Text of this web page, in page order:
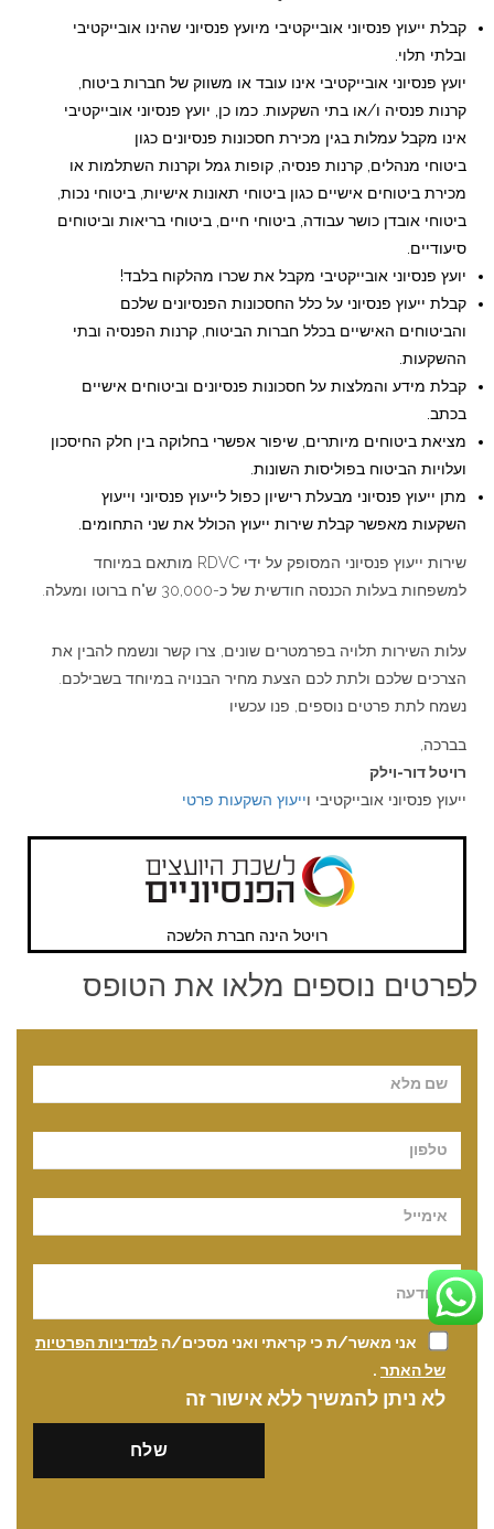
קבלת ייעוץ פנסיוני אובייקטיבי מיועץ פנסיוני שהינו אובייקטיבי
ובלתי תלוי.
יועץ פנסיוני אובייקטיבי אינו עובד או משווק של חברות ביטוח,
קרנות פנסיה ו/או בתי השקעות. כמו כן, יועץ פנסיוני אובייקטיבי
אינו מקבל עמלות בגין מכירת חסכונות פנסיונים כגון
ביטוחי מנהלים, קרנות פנסיה, קופות גמל וקרנות השתלמות או
מכירת ביטוחים אישיים כגון ביטוחי תאונות אישיות, ביטוחי נכות,
ביטוחי אובדן כושר עבודה, ביטוחי חיים, ביטוחי בריאות וביטוחים
סיעודיים.
יועץ פנסיוני אובייקטיבי מקבל את שכרו מהלקוח בלבד!
קבלת ייעוץ פנסיוני על כלל החסכונות הפנסיונים שלכם
והביטוחים האישיים בכלל חברות הביטוח, קרנות הפנסיה ובתי
ההשקעות.
קבלת מידע והמלצות על חסכונות פנסיונים וביטוחים אישיים
בכתב.
מציאת ביטוחים מיותרים, שיפור אפשרי בחלוקה בין חלק החיסכון
ועלויות הביטוח בפוליסות השונות.
מתן ייעוץ פנסיוני מבעלת רישיון כפול לייעוץ פנסיוני וייעוץ
השקעות מאפשר קבלת שירות ייעוץ הכולל את שני התחומים.
שירות ייעוץ פנסיוני המסופק על ידי RDVC מותאם במיוחד
למשפחות בעלות הכנסה חודשית של כ-30,000 ש"ח ברוטו ומעלה.
עלות השירות תלויה בפרמטרים שונים, צרו קשר ונשמח להבין את
הצרכים שלכם ולתת לכם הצעת מחיר הבנויה במיוחד בשבילכם.
נשמח לתת פרטים נוספים, פנו עכשיו
בברכה,
רויטל דור-וילק
ייעוץ פנסיוני אובייקטיבי וייעוץ השקעות פרטי
רויטל הינה חברת הלשכה
לפרטים נוספים מלאו את הטופס
אני מאשר/ת כי קראתי ואני מסכים/ה למדיניות הפרטיות
של האתר .
לא ניתן להמשיך ללא אישור זה